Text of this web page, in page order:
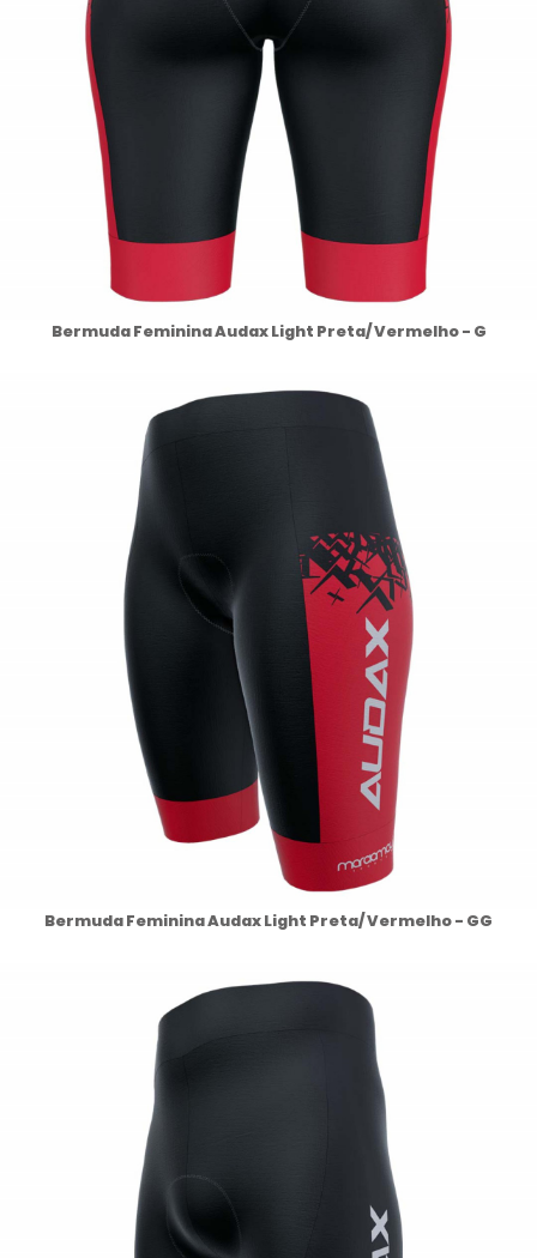
Bermuda Feminina Audax Light Preta/ Vermelho - G
Bermuda Feminina Audax Light Preta/ Vermelho - GG